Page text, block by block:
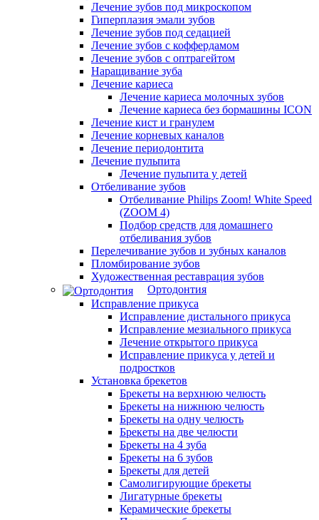
Лечение зубов под микроскопом
Гиперплазия эмали зубов
Лечение зубов под седацией
Лечение зубов с коффердамом
Лечение зубов с оптрагейтом
Наращивание зуба
Лечение кариеса
Лечение кариеса молочных зубов
Лечение кариеса без бормашины ICON
Лечение кист и гранулем
Лечение корневых каналов
Лечение периодонтита
Лечение пульпита
Лечение пульпита у детей
Отбеливание зубов
Отбеливание Philips Zoom! White Speed
(ZOOM 4)
Подбор средств для домашнего
отбеливания зубов
Перелечивание зубов и зубных каналов
Пломбирование зубов
Художественная реставрация зубов
Ортодонтия
Исправление прикуса
Исправление дистального прикуса
Исправление мезиального прикуса
Лечение открытого прикуса
Исправление прикуса у детей и
подростков
Установка брекетов
Брекеты на верхнюю челюсть
Брекеты на нижнюю челюсть
Брекеты на одну челюсть
Брекеты на две челюсти
Брекеты на 4 зуба
Брекеты на 6 зубов
Брекеты для детей
Самолигирующие брекеты
Лигатурные брекеты
Керамические брекеты